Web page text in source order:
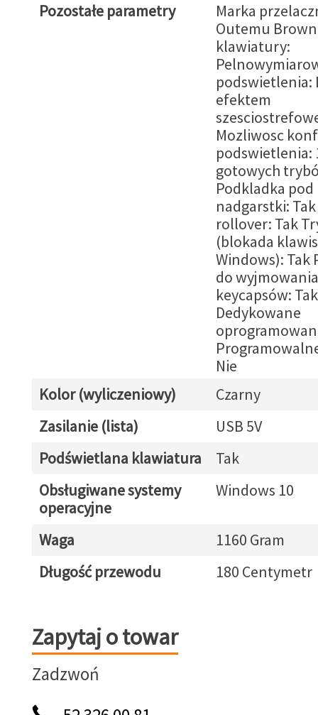
Pozostałe parametry
Marka
Outemu
klawiatury:
podswietlenia:
efektem
Mozliwosc
podswietlenia:
gotowych
Podkladka pod
nadgarstki:
rollover: Tak
(blokada
Windows): Tak
do wyjmowania
keycapsów: Tak
Dedykowane
Nie
Kolor (wyliczeniowy)
Czarny
Zasilanie (lista)
USB 5V
Podświetlana klawiatura
Tak
Obsługiwane systemy
operacyjne
Windows 10
Waga
1160 Gram
Długość przewodu
180 Centymetr
Zapytaj o towar
Zapytaj o towar
Zadzwoń